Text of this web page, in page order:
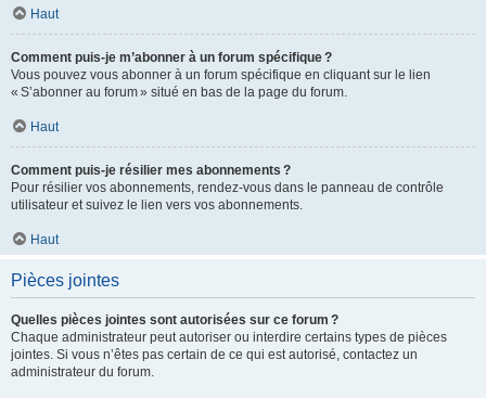
Haut
Comment puis-je m’abonner à un forum spécifique ?
Vous pouvez vous abonner à un forum spécifique en cliquant sur le lien
« S’abonner au forum » situé en bas de la page du forum.
Haut
Comment puis-je résilier mes abonnements ?
Pour résilier vos abonnements, rendez-vous dans le panneau de contrôle
utilisateur et suivez le lien vers vos abonnements.
Haut
Pièces jointes
Quelles pièces jointes sont autorisées sur ce forum ?
Chaque administrateur peut autoriser ou interdire certains types de pièces
jointes. Si vous n’êtes pas certain de ce qui est autorisé, contactez un
administrateur du forum.